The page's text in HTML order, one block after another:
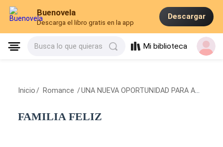
Buenovela
Descarga el libro gratis en la app
Descargar
Busca lo que quieras Mi biblioteca
Inicio / Romance /UNA NUEVA OPORTUNIDAD PARA AMAR
FAMILIA FELIZ